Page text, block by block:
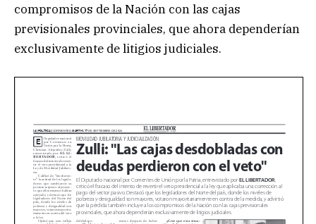
compromisos de la Nación con las cajas
previsionales provinciales, que ahora dependerían
exclusivamente de litigios judiciales.